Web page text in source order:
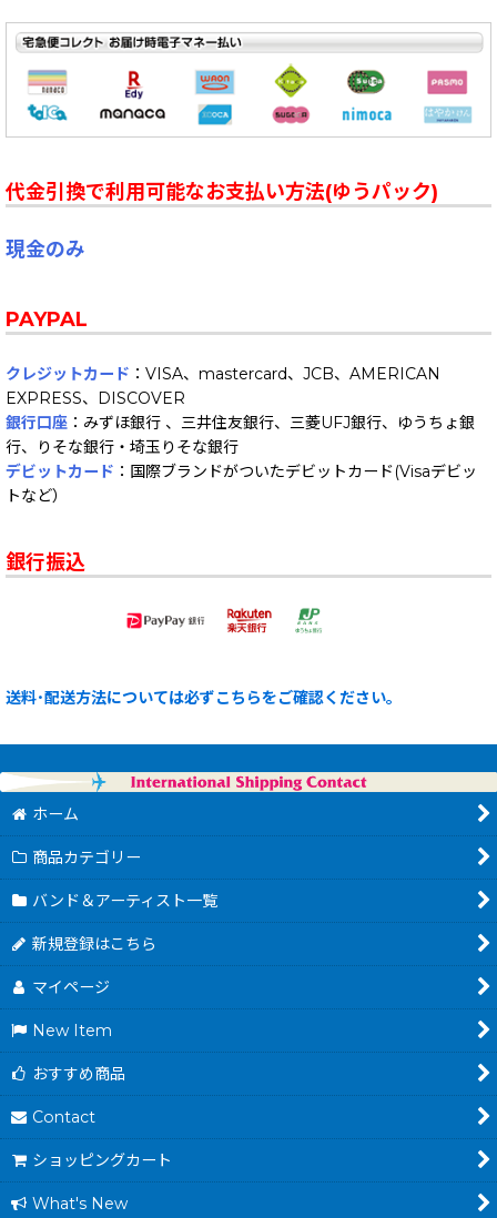
代金引換で利用可能なお支払い方法(ゆうパック)
現金のみ
PAYPAL
クレジットカード ：VISA、mastercard、JCB、AMERICAN
EXPRESS、DISCOVER
銀行口座 ：みずほ銀行 、三井住友銀行、三菱UFJ銀行、ゆうちょ銀
行、りそな銀行・埼玉りそな銀行
デビットカード ：国際ブランドがついたデビットカード(Visaデビッ
トなど）
銀行振込
送料･配送方法については必ずこちらをご確認ください。
ホーム
商品カテゴリー
バンド＆アーティスト一覧
新規登録はこちら
マイページ
New Item
おすすめ商品
Contact
ショッピングカート
What's New